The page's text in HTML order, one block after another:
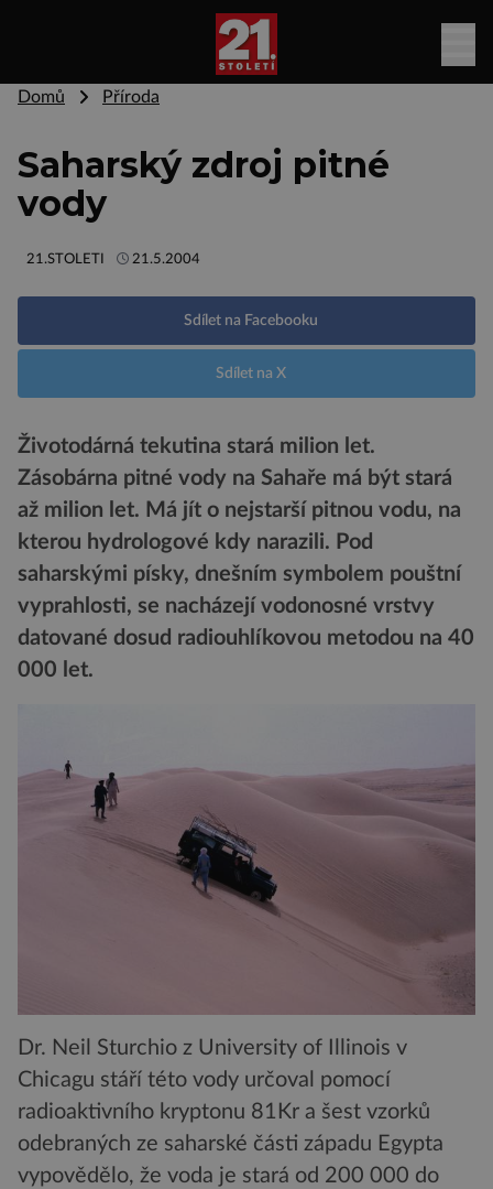
Domů Příroda
Saharský zdroj pitné
vody
21.STOLETI 21.5.2004
Sdílet na Facebooku
Sdílet na X
Životodárná tekutina stará milion let.
Zásobárna pitné vody na Sahaře má být stará
až milion let. Má jít o nejstarší pitnou vodu, na
kterou hydrologové kdy narazili. Pod
saharskými písky, dnešním symbolem pouštní
vyprahlosti, se nacházejí vodonosné vrstvy
datované dosud radiouhlíkovou metodou na 40
000 let.
Dr. Neil Sturchio z University of Illinois v
Chicagu stáří této vody určoval pomocí
radioaktivního kryptonu 81Kr a šest vzorků
odebraných ze saharské části západu Egypta
vypovědělo, že voda je stará od 200 000 do